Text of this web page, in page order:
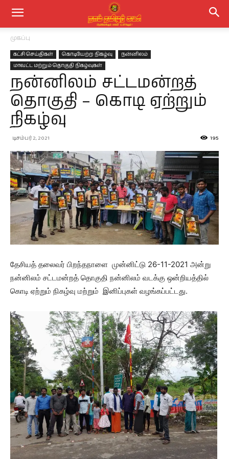
முகப்பு
கட்சி செய்திகள் கொடியேற்ற நிகழ்வு
நன்னிலம்
மாவட்ட மற்றும் தொகுதி நிகழ்வுகள்
நன்னிலம் சட்டமன்றத்
தொகுதி – கொடி ஏற்றும்
நிகழ்வு
டிசம்பர் 2, 2021 195
தேசியத் தலைவர் பிறந்தநாளை முன்னிட்டு 26-11-2021 அன்று
நன்னிலம் சட்டமன்றத் தொகுதி நன்னிலம் வடக்கு ஒன்றியத்தில்
கொடி ஏற்றும் நிகழ்வு மற்றும் இனிப்புகள் வழங்கப்பட்டது.